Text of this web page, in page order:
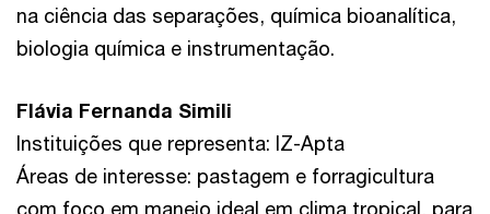
na ciência das separações, química bioanalítica,
biologia química e instrumentação.
Flávia Fernanda Simili
Instituições que representa: IZ-Apta
Áreas de interesse: pastagem e forragicultura
com foco em manejo ideal em clima tropical, para